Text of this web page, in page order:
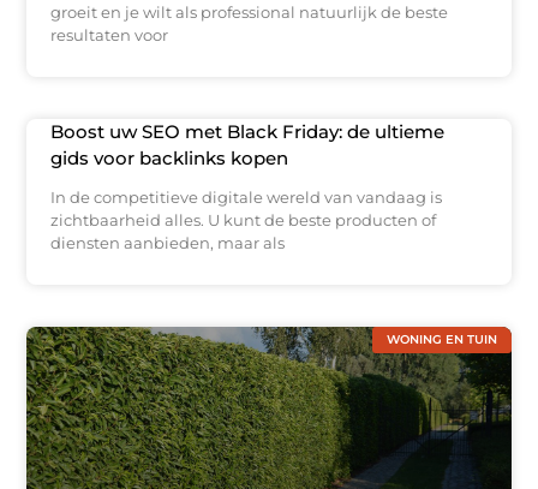
groeit en je wilt als professional natuurlijk de beste
resultaten voor
Boost uw SEO met Black Friday: de ultieme
gids voor backlinks kopen
In de competitieve digitale wereld van vandaag is
zichtbaarheid alles. U kunt de beste producten of
diensten aanbieden, maar als
WONING EN TUIN